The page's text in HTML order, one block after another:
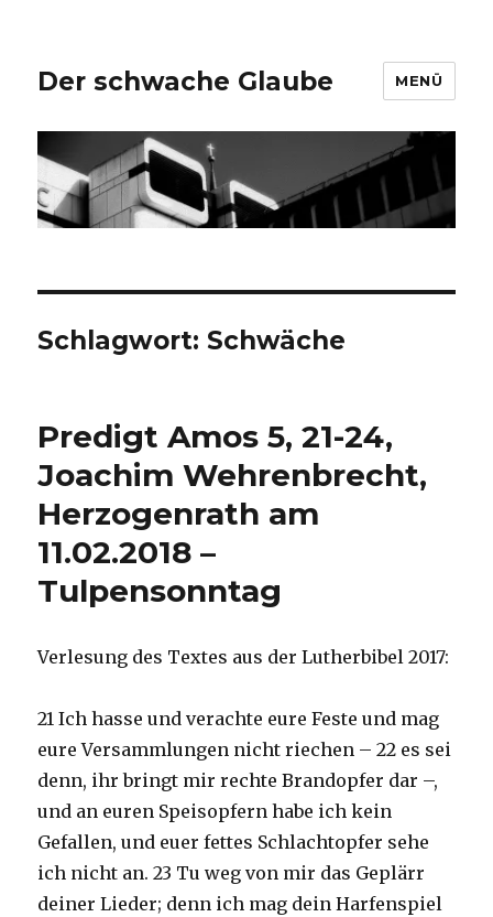
Der schwache Glaube MENÜ
Schlagwort: Schwäche
Predigt Amos 5, 21-24,
Joachim Wehrenbrecht,
Herzogenrath am
11.02.2018 –
Tulpensonntag
Verlesung des Textes aus der Lutherbibel 2017:
21 Ich hasse und verachte eure Feste und mag
eure Versammlungen nicht riechen – 22 es sei
denn, ihr bringt mir rechte Brandopfer dar –,
und an euren Speisopfern habe ich kein
Gefallen, und euer fettes Schlachtopfer sehe
ich nicht an. 23 Tu weg von mir das Geplärr
deiner Lieder; denn ich mag dein Harfenspiel